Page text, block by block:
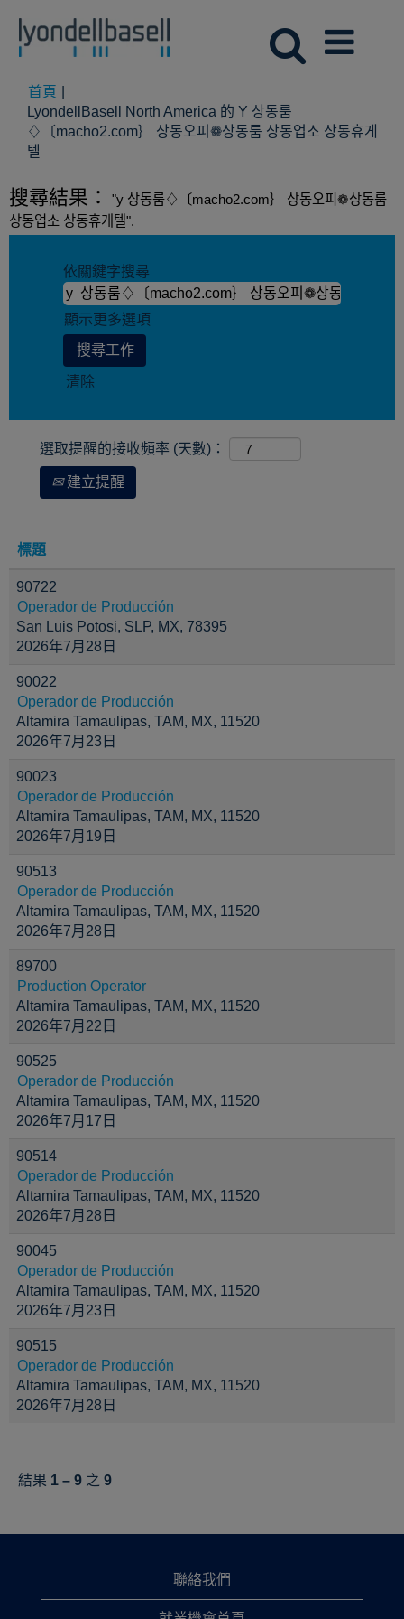
首頁
LyondellBasell North America 的 Y 상동룸
♢〔macho2.com｝ 상동오피❁상동룸 상동업소 상동휴게
텔
頁
面)
搜尋結果：
"y 상동룸♢〔macho2.com｝ 상동오피❁상동룸
상동업소 상동휴게텔".
依關鍵字搜尋
顯示更多選項
清除
選取提醒的接收頻率 (天數)：
建立提醒
標題
90722
Operador de Producción
San Luis Potosi, SLP, MX, 78395
2026年7月28日
90022
Operador de Producción
Altamira Tamaulipas, TAM, MX, 11520
2026年7月23日
90023
Operador de Producción
Altamira Tamaulipas, TAM, MX, 11520
2026年7月19日
90513
Operador de Producción
Altamira Tamaulipas, TAM, MX, 11520
2026年7月28日
89700
Production Operator
Altamira Tamaulipas, TAM, MX, 11520
2026年7月22日
90525
Operador de Producción
Altamira Tamaulipas, TAM, MX, 11520
2026年7月17日
90514
Operador de Producción
Altamira Tamaulipas, TAM, MX, 11520
2026年7月28日
90045
Operador de Producción
Altamira Tamaulipas, TAM, MX, 11520
2026年7月23日
90515
Operador de Producción
Altamira Tamaulipas, TAM, MX, 11520
2026年7月28日
結果 1 – 9 之 9
聯絡我們